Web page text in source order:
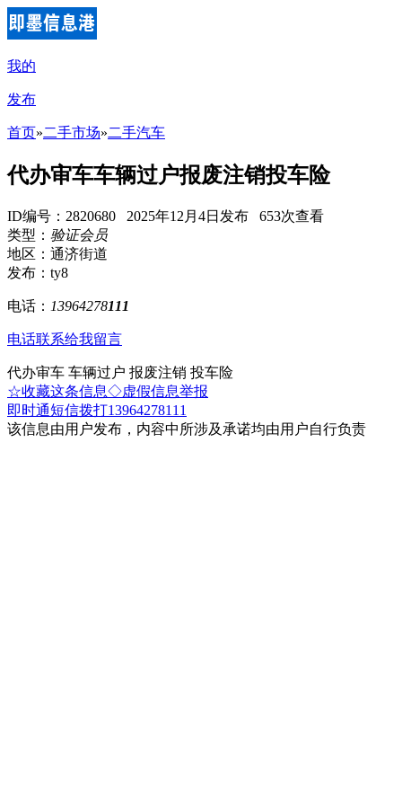
我的
发布
首页»二手市场»二手汽车
代办审车车辆过户报废注销投车险
ID编号：2820680 2025年12月4日发布 653次查看
类型： 验证会员
地区：通济街道
发布：ty8
电话： 13964278111
电话联系给我留言
代办审车 车辆过户 报废注销 投车险
☆收藏这条信息◇虚假信息举报
即时通短信拨打13964278111
该信息由用户发布，内容中所涉及承诺均由用户自行负责